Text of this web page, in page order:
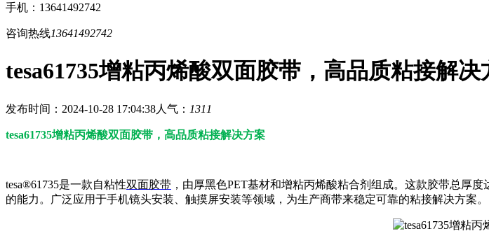
手机：13641492742
咨询热线13641492742
tesa61735增粘丙烯酸双面胶带，高品质粘接解决
发布时间：2024-10-28 17:04:38人气： 1311
tesa61735增粘丙烯酸双面胶带，高品质粘接解决方案
tesa®61735是一款自粘性双面胶带 ，由厚黑色PET基材和增粘丙烯酸粘合剂组成。这款胶带总厚
的能力。广泛应用于手机镜头安装、触摸屏安装等领域，为生产商带来稳定可靠的粘接解决方案。